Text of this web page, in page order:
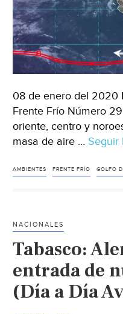
08 de enero del 2020
Frente Frío Número
oriente, centro y
masa de aire … Seguir
AMBIENTES FRENTE FRÍO GOLFO
NACIONALES
Tabasco:
entrada de
(Día a Día